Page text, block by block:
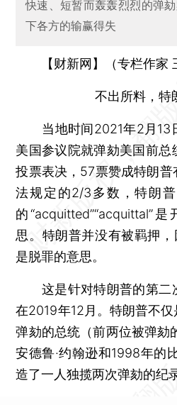
快速、短暂而轰轰烈烈的弹
下各方的输赢得失
【财新网】（专栏作家
不出所料，特
当地时间2021年2月13
美国参议院就弹劾美国前
投票表决，57票赞成特朗
法规定的2/3多数，特朗
的“acquitted”“acquittal”
思。特朗普并没有被羁押，
是脱罪的意思。
这是针对特朗普的第二
在2019年12月。特朗普不
弹劾的总统（前两位被弹劾
安德鲁·约翰逊和1998年的
造了一人独揽两次弹劾的纪